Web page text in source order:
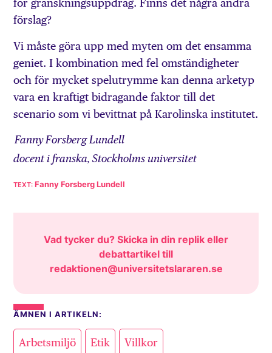
för granskningsuppdrag. Finns det några andra
förslag?
Vi måste göra upp med myten om det ensamma
geniet. I kombination med fel omständigheter
och för mycket spelutrymme kan denna arketyp
vara en kraftigt bidragande faktor till det
scenario som vi bevittnat på Karolinska institutet.
Fanny Forsberg Lundell
docent i franska, Stockholms universitet
Fanny Forsberg Lundell
Vad tycker du? Skicka in din replik eller
debattartikel till
redaktionen@universitetslararen.se
ÄMNEN I ARTIKELN:
Arbetsmiljö Etik Villkor